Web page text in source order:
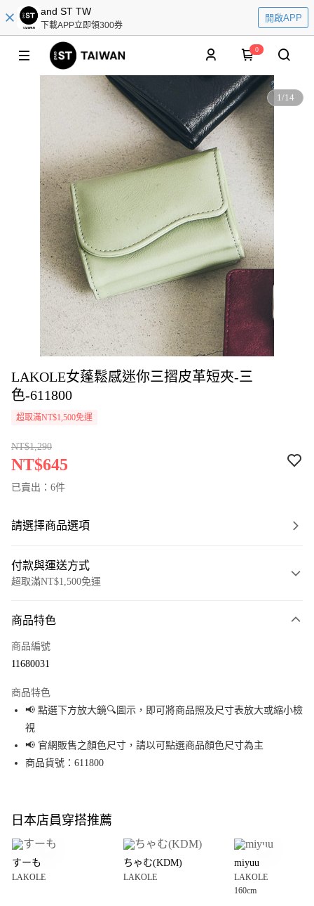
and ST TW
下載APP立即領300券
開啟APP
0
1/14
LAKOLE女蓬鬆感迷你三摺皮革短夾-三
色-611800
超取滿NT$1,500免運
NT$1,290
NT$645
已賣出：6件
請選擇商品選項
付款與運送方式
超取滿NT$1,500免運
信用卡一次付款
Apple Pay
街口支付
悠遊付
全盈+PAY
大哥付你分期
【大哥付你分期使用說明】
1.本服務由台灣大哥大提供，台灣大哥大用戶可立即使用無須另外申請。
2.付款方式選擇「大哥付你分期」，訂單成立後會自動跳轉到大哥付的交易
AFTEE先享後付
商品特色
商品編號
11680031
商品特色
📢 點選下方放大鏡🔍圖示，即可將商品照及尺寸表放大或縮小檢
視
📢 官網販售之顏色尺寸，請以可點選商品顏色尺寸為主
商品貨號：611800
日本店員穿搭推薦
すーも
LAKOLE
ちゃむ(KDM)
LAKOLE
miyuu
LAKOLE
160cm